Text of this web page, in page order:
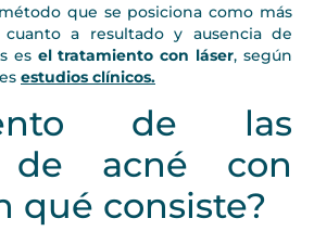
que se posiciona como más
a resultado y ausencia de
es el tratamiento con láser, según
estudios clínicos.
de las
de acné con
qué consiste?